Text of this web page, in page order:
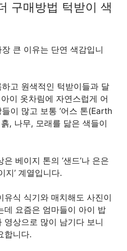
구매방법 턱받이 색
큰 이유는 단연 색감입니
고 원색적인 턱받이들과 달
이 옷차림에 자연스럽게 어
이 많고 보통 ‘어스 톤(Earth
, 나무, 모래를 닮은 색들이
베이지 톤의 ‘샌드’나 은은
지’ 계열입니다.
유식 식기와 매치해도 사진이
데 요즘은 엄마들이 아이 밥
영상으로 많이 남기다 보니
합니다.